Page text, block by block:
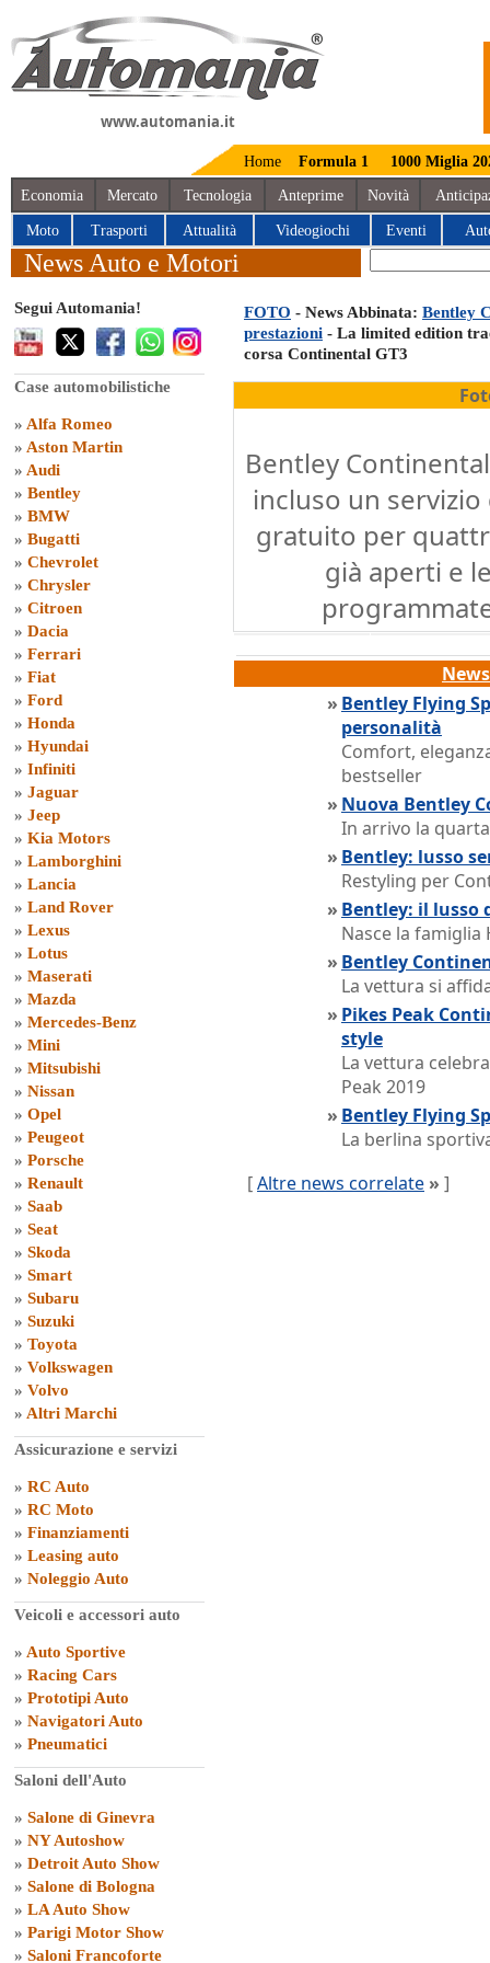
www.automania.it
Home Formula 1 1000 Miglia
Economia Mercato Tecnologia Anteprime Novità
Moto Trasporti Attualità Videogiochi Eventi
News Auto e Motori
Segui Automania!
Case automobilistiche
» Alfa Romeo
» Aston Martin
» Audi
» Bentley
» BMW
» Bugatti
» Chevrolet
» Chrysler
» Citroen
» Dacia
» Ferrari
» Fiat
» Ford
» Honda
» Hyundai
» Infiniti
» Jaguar
» Jeep
» Kia Motors
» Lamborghini
» Lancia
» Land Rover
» Lexus
» Lotus
» Maserati
» Mazda
» Mercedes-Benz
» Mini
» Mitsubishi
» Nissan
» Opel
» Peugeot
» Porsche
» Renault
» Saab
» Seat
» Skoda
» Smart
» Subaru
» Suzuki
» Toyota
» Volkswagen
» Volvo
» Altri Marchi
Assicurazione e servizi
» RC Auto
» RC Moto
» Finanziamenti
» Leasing auto
» Noleggio Auto
Veicoli e accessori auto
» Auto Sportive
» Racing Cars
» Prototipi Auto
» Navigatori Auto
» Pneumatici
Saloni dell'Auto
» Salone di Ginevra
» NY Autoshow
» Detroit Auto Show
» Salone di Bologna
» LA Auto Show
» Parigi Motor Show
» Saloni Francoforte
FOTO - News Abbinata: Bentley
prestazioni - La limited edition
corsa Continental GT3
Bentley Continental
incluso un
gratuito per
già aperti e
» Bentley Flying
personalità
Comfort,
bestseller
» Nuova Bentley
In arrivo la
» Bentley: lusso
Restyling per
» Bentley: il lusso
Nasce la
» Bentley
La vettura si
» Pikes Peak
style
La vettura
Peak 2019
» Bentley Flying
La berlina
[Altre news correlate » ]